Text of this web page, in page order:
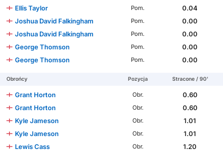
Ellis Taylor
Pom.
0.04
Joshua David Falkingham
Pom.
0.00
Joshua David Falkingham
Pom.
0.00
George Thomson
Pom.
0.00
George Thomson
Pom. 0.00
Obrońcy Pozycja Stracone / 90'
Grant Horton Obr.
0.60
Grant Horton
Obr.
0.60
Kyle Jameson
Obr.
1.01
Kyle Jameson
Obr.
1.01
Lewis Cass
Obr.
1.20